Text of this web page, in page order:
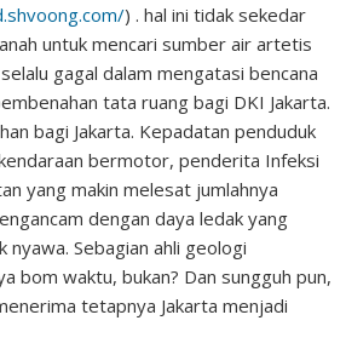
) . hal ini tidak sekedar
untuk mencari sumber air artetis
gagal dalam mengatasi bencana
tata ruang bagi DKI Jakarta.
bagi Jakarta. Kepadatan penduduk
bermotor, penderita Infeksi
yang makin melesat jumlahnya
dengan daya ledak yang
Sebagian ahli geologi
bom waktu, bukan? Dan sungguh pun,
tetapnya Jakarta menjadi